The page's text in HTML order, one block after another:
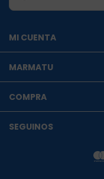
MI CUENTA
MARMATU
COMPRA
SEGUINOS